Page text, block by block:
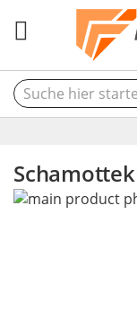
Skip